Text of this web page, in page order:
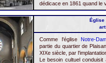
dédicace en 1861 quand le
Église
Comme l'égliseNotre-
partie du quartier de
XIXe siècle, par
Le besoin cultuel